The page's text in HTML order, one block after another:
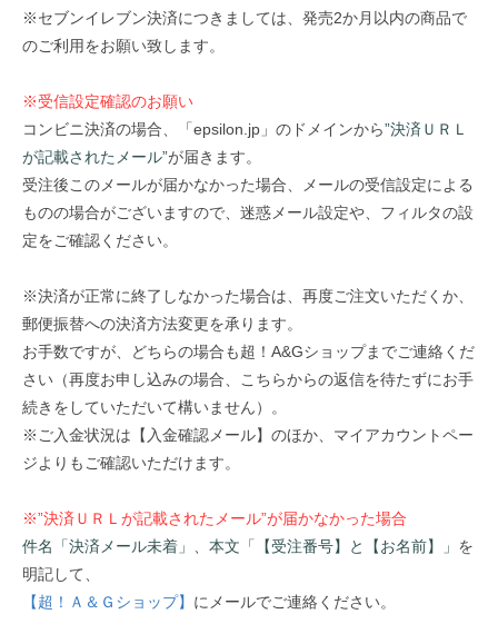
※セブンイレブン決済につきましては、発売2か月以内の商品で
のご利用をお願い致します。
※受信設定確認のお願い
コンビニ決済の場合、「epsilon.jp」のドメインから”決済ＵＲＬ
が記載されたメール”が届きます。
受注後このメールが届かなかった場合、メールの受信設定による
ものの場合がございますので、迷惑メール設定や、フィルタの設
定をご確認ください。
※決済が正常に終了しなかった場合は、再度ご注文いただくか、
郵便振替への決済方法変更を承ります。
お手数ですが、どちらの場合も超！A&Gショップまでご連絡くだ
さい（再度お申し込みの場合、こちらからの返信を待たずにお手
続きをしていただいて構いません）。
※ご入金状況は【入金確認メール】のほか、マイアカウントペー
ジよりもご確認いただけます。
※”決済ＵＲＬが記載されたメール”が届かなかった場合
件名「決済メール未着」、本文「【受注番号】と【お名前】」 を
明記して、
【超！Ａ＆Ｇショップ】 にメールでご連絡ください。